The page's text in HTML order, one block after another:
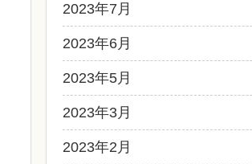
2023年7月
2023年6月
2023年5月
2023年3月
2023年2月